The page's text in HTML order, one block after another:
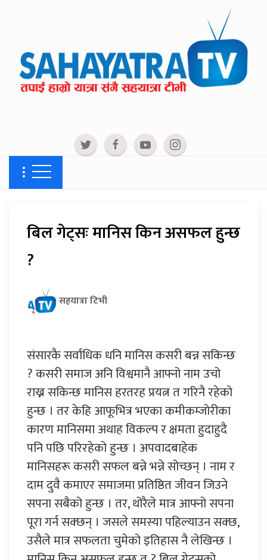
बिल गेट्सः मानिस किन असफल हुन्छ
?
सहयात्रा टिभी
संसारकै सर्वाधिक धनि मानिस कसरी बन्न सकिन्छ
? कसरी समाज अनि विश्वमानै आफ्नो नाम उचो
राख्न सकिन्छ मानिस हरतरह प्रयत्न त गरिनै रहेको
हुन्छ । तर केहि आफूभित्र भएका कमीकम्जोरीका
कारण मानिसमा अथाह विकल्प र क्षमता हुदाहुदै
पनि पछि परिरहेको हुन्छ । अपवादबाहेक
मानिसहरू कसरी सफल बन्ने भन्ने सोच्छन् । नाम र
दाम दुवै कमाएर समाजमा प्रतिष्ठित जीवन जिउने
सपना सबैको हुन्छ । तर, थोरैले मात्र आफ्नो सपना
पूरा गर्न सक्छन् । जसले समस्या पहिल्याउन सक्छ,
उसैले मात्र सफलता चुमेको इतिहास नै लेखिन्छ ।